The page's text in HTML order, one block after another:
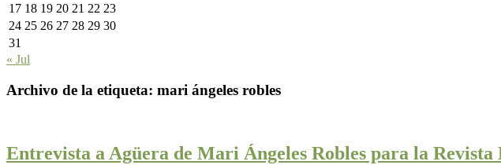
17 18 19 20 21 22 23
24 25 26 27 28 29 30
31
« Jul
Archivo de la etiqueta: mari ángeles robles
Entrevista a Agüera de Mari Ángeles Robles para la